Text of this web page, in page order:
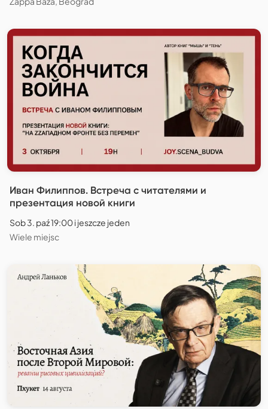
Иван Филиппов. Встреча с читателями и
презентация новой книги
Sob 3. paź 19:00 i jeszcze jeden
Wiele miejsc